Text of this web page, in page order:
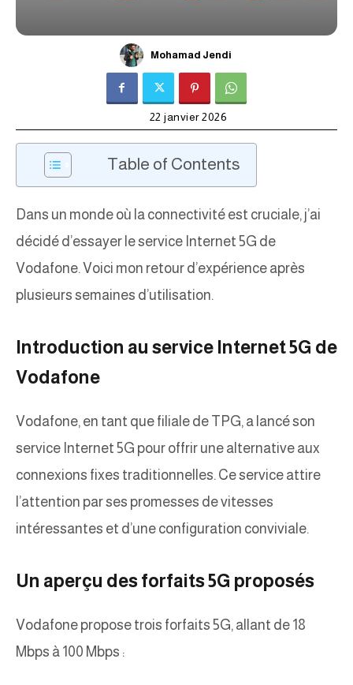
Mohamad Jendi
22 janvier 2026
Table of Contents
Dans un monde où la connectivité est cruciale, j’ai
décidé d’essayer le service Internet 5G de
Vodafone. Voici mon retour d’expérience après
plusieurs semaines d’utilisation.
Introduction au service Internet 5G de
Vodafone
Vodafone, en tant que filiale de TPG, a lancé son
service Internet 5G pour offrir une alternative aux
connexions fixes traditionnelles. Ce service attire
l’attention par ses promesses de vitesses
intéressantes et d’une configuration conviviale.
Un aperçu des forfaits 5G proposés
Vodafone propose trois forfaits 5G, allant de 18
Mbps à 100 Mbps :